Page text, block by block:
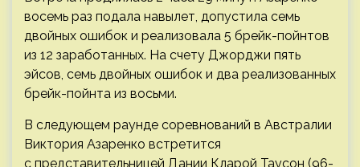
восемь раз подала навылет, допустила семь
двойных ошибок и реализовала 5 брейк-пойнтов
из 12 заработанных. На счету Джорджи пять
эйсов, семь двойных ошибок и два реализованных
брейк-пойнта из восьми.
В следующем раунде соревнований в Австралии
Виктория Азаренко встретится
с представительницей Дании Кларой Таусон (96-